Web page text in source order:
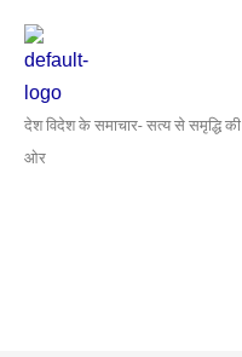
content
देश विदेश के समाचार- सत्य से समृद्धि की
ओर
navigation